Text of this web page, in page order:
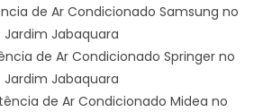
de Ar Condicionado Samsung no
Jardim Jabaquara
de Ar Condicionado Springer no
Jardim Jabaquara
de Ar Condicionado Midea no